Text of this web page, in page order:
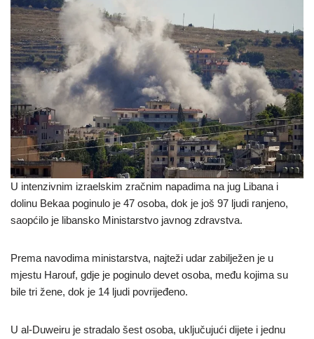
U intenzivnim izraelskim zračnim napadima na jug Libana i
dolinu Bekaa poginulo je 47 osoba, dok je još 97 ljudi ranjeno,
saopćilo je libansko Ministarstvo javnog zdravstva.
Prema navodima ministarstva, najteži udar zabilježen je u
mjestu Harouf, gdje je poginulo devet osoba, među kojima su
bile tri žene, dok je 14 ljudi povrijeđeno.
U al-Duweiru je stradalo šest osoba, uključujući dijete i jednu